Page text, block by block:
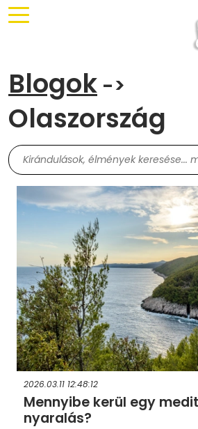
Blogok ->
Olaszország
2026.03.11 12:48:12
Mennyibe kerül egy
nyaralás?